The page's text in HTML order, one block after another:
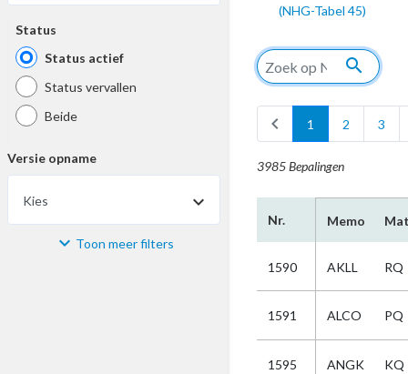
Status
Status actief
Status vervallen
Beide
Versie opname
Kies
Materiaal Toon meer filters
(NHG-Tabel 45)
search
chevron_left 1 2 3
3985 Bepalingen
Nr. Memo
1590 AKLL RQ
1591 ALCO PQ
1595 ANGK KQ